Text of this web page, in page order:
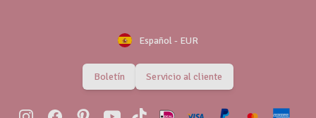
Español- EUR
Boletín Servicio al cliente